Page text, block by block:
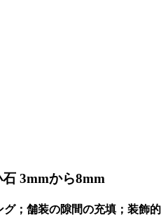
3mmから8mm
；舗装の隙間の充填；装飾